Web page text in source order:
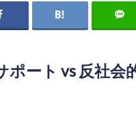
ポート vs 反社会